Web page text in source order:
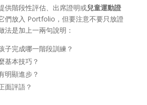
供階段性評估、出席證明或兒童運動證
們放入 Portfolio，但要注意不要只放證
法是加上一兩句說明：
子完成哪一階段訓練？
基本技巧？
明顯進步？
面評語？